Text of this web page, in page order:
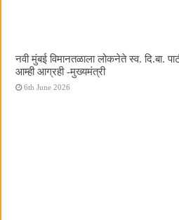
नवी मुंबई विमानतळाला लोकनेते स्व. दि.बा.
आम्ही आग्रही -मुख्यमंत्री
6th June 2026